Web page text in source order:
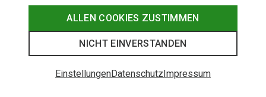
ALLEN COOKIES ZUSTIMMEN
NICHT EINVERSTANDEN
EinstellungenDatenschutzImpressum
Testberichte